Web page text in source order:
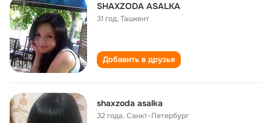
SHAXZODA ASALKA
31 год,Ташкент
Добавить в друзья
shaxzoda asalka
32 года,Санкт-Петербург